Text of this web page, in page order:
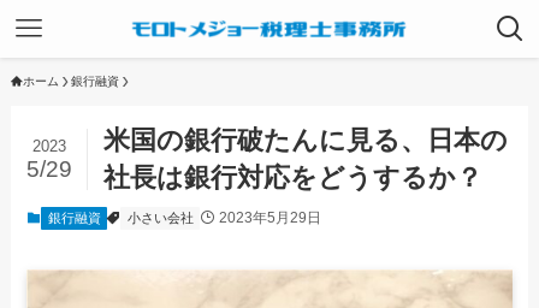
ホーム 銀行融資
米国の銀行破たんに見る、日本の
社長は銀行対応をどうするか？
2023
5/29
銀行融資 小さい会社 2023年5月29日